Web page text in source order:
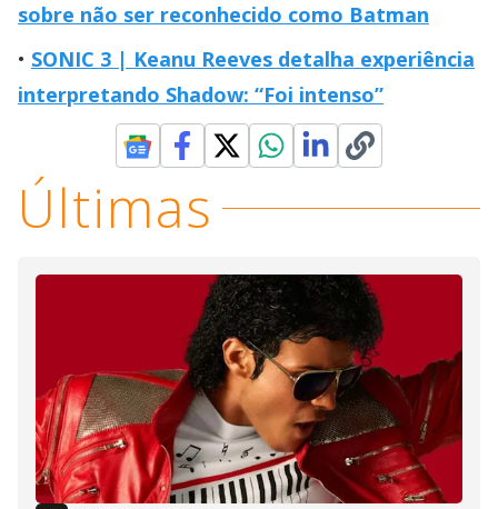
sobre não ser reconhecido como Batman
SONIC 3 | Keanu Reeves detalha experiência
interpretando Shadow: “Foi intenso”
Últimas